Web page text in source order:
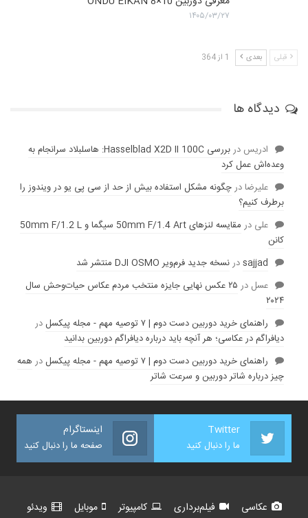
۱۴۰۵/۰۳/۲۷
قبلی بعدی 1 از 364
دیدگاه ها
ادریس در
بررسی Hasselblad X2D II 100C: هاسلبلاد سرانجام به
وعده‌‌اش عمل کرد
عليرضادرچگونه مشکل استفاده بیش از حد از سی پی یو در ویندوز را
برطرف کنیم؟
علی در
مقایسه لنز‌های 50mm F/1.4 Art سیگما و 50mm F/1.2 L
کانن
sajjadدرنسخه جدید فرم‌ویر DJI OSMO منتشر شد
عسل در
۲۵ عکس نهایی جایزه منتخب مردم عکاس حیات‌وحش سال
۲۰۲۴
راهنمای خرید دوربین دست دوم | ۷ توصیه مهم - مجله پیکسل
در
دیافراگم در عکاسی؛ هر آنچه باید درباره دیافراگم دوربین بدانید
راهنمای خرید دوربین دست دوم | ۷ توصیه مهم - مجله پیکسل
در همه
چیز درباره شاتر دوربین و سرعت شاتر
Twitter
ما را دنبال کنید
اینستاگرام
صفحه ما را دنبال کنید
عکاسی فیلم‌برداری کامپیوتر موبایل ویدئو